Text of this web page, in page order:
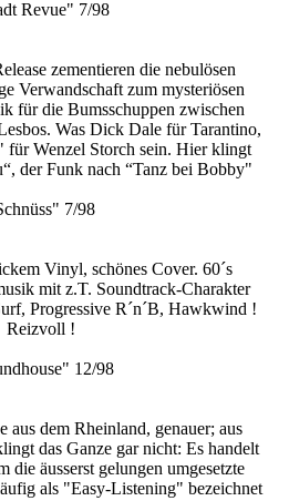
Revue" 7/98
zementieren die nebulösen
Verwandschaft zum mysteriösen
für die Bumsschuppen zwischen
Was Dick Dale für Tarantino,
für Wenzel Storch sein. Hier klingt
der Funk nach “Tanz bei Bobby"
7/98
Vinyl, schönes Cover. 60´s
mit z.T. Soundtrack-Charakter
Progressive R´n´B, Hawkwind !
Reizvoll !
12/98
aus dem Rheinland, genauer; aus
das Ganze gar nicht: Es handelt
die äusserst gelungen umgesetzte
als "Easy-Listening" bezeichnet